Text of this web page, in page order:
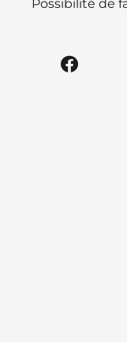
Possibilité de